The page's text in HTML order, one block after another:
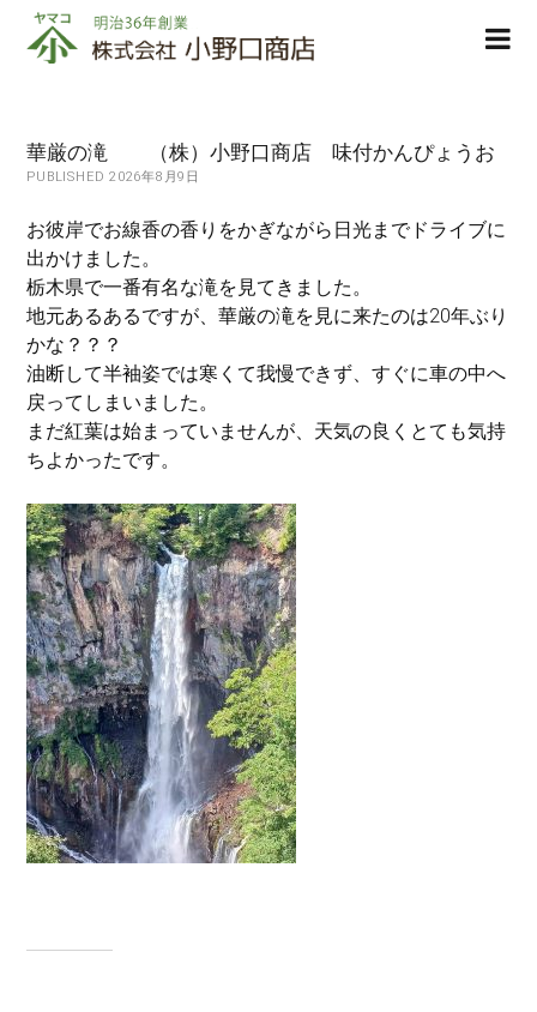
株
式
小
野
商
店
華厳の滝 （株）小野口商店 味付かんぴょうお
PUBLISHED 2026年8月9日
お彼岸でお線香の香りをかぎながら日光までドライブに
出かけました。
栃木県で一番有名な滝を見てきました。
地元あるあるですが、華厳の滝を見に来たのは20年ぶり
かな？？？
油断して半袖姿では寒くて我慢できず、すぐに車の中へ
戻ってしまいました。
まだ紅葉は始まっていませんが、天気の良くとても気持
ちよかったです。